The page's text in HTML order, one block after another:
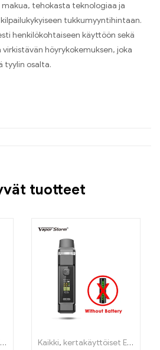
tehokasta teknologiaa ja
tukkumyyntihintaan.
henkilökohtaiseen käyttöön sekä
höyrykokemuksen, joka
tyylin osalta.
tuotteet
Kertakäyttöiset sähkötupakat
Kaikki, kertakäyttöiset E-savut Suomi